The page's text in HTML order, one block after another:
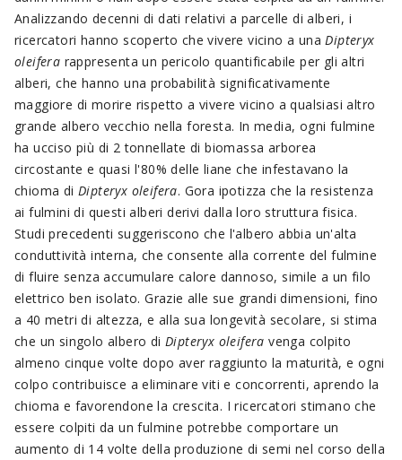
Analizzando decenni di dati relativi a parcelle di alberi, i
ricercatori hanno scoperto che vivere vicino a unaDipteryx
oleifera rappresenta un pericolo quantificabile per gli altri
alberi, che hanno una probabilità significativamente
maggiore di morire rispetto a vivere vicino a qualsiasi altro
grande albero vecchio nella foresta. In media, ogni fulmine
ha ucciso più di 2 tonnellate di biomassa arborea
circostante e quasi l'80% delle liane che infestavano la
chioma diDipteryx oleifera. Gora ipotizza che la resistenza
ai fulmini di questi alberi derivi dalla loro struttura fisica.
Studi precedenti suggeriscono che l'albero abbia un'alta
conduttività interna, che consente alla corrente del fulmine
di fluire senza accumulare calore dannoso, simile a un filo
elettrico ben isolato. Grazie alle sue grandi dimensioni, fino
a 40 metri di altezza, e alla sua longevità secolare, si stima
che un singolo albero di Dipteryx oleifera venga colpito
almeno cinque volte dopo aver raggiunto la maturità, e ogni
colpo contribuisce a eliminare viti e concorrenti, aprendo la
chioma e favorendone la crescita. I ricercatori stimano che
essere colpiti da un fulmine potrebbe comportare un
aumento di 14 volte della produzione di semi nel corso della